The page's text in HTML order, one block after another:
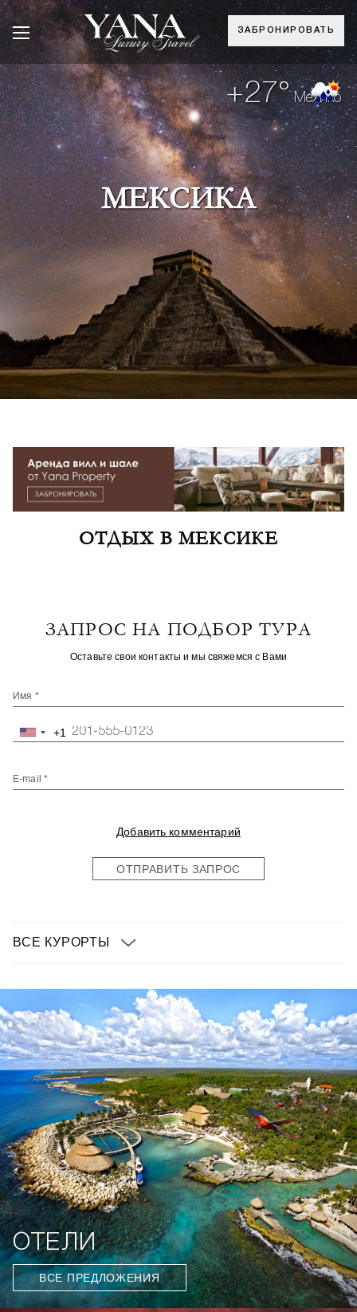
ЗАБРОНИРОВАТЬ
+27°Мехико
МЕКСИКА
ОТДЫХ В МЕКСИКЕ
ЗАПРОС НА ПОДБОР ТУРА
Оставьте свои контакты и мы свяжемся с Вами
Имя *
United+1
E-mail *
Добавить комментарий
ОТПРАВИТЬ ЗАПРОС
ВСЕ КУРОРТЫ
ОТЕЛИ
ВСЕ ПРЕДЛОЖЕНИЯ